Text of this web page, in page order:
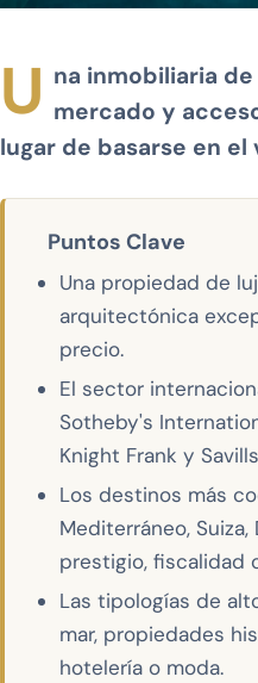
U na inmobiliaria
mercado y
lugar de basarse en
Puntos Clave
Una propiedad de
arquitectónica
precio.
El sector
Sotheby's
Knight Frank y
Los destinos más
Mediterráneo,
prestigio, fiscalidad
Las tipologías de
mar, propiedades
hotelería o moda.